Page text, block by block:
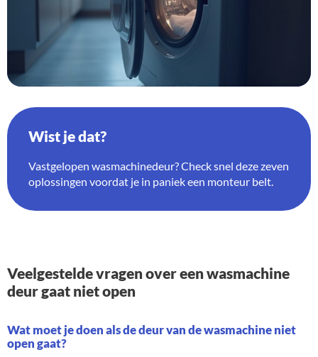
Wist je dat?
Vastgelopen wasmachinedeur? Check snel deze zeven
oplossingen voordat je in paniek een monteur belt.
Veelgestelde vragen over een wasmachine
deur gaat niet open
Wat moet je doen als de deur van de wasmachine niet
open gaat?